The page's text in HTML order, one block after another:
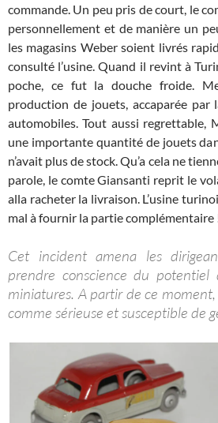
commande. Un peu pris de court, le
personnellement et de manière un
les magasins Weber soient livrés
consulté l’usine. Quand il revint à
poche, ce fut la douche froide.
production de jouets, accaparée par
automobiles. Tout aussi regrettable,
une importante quantité de jouets
n’avait plus de stock. Qu’a cela ne
parole, le comte Giansanti reprit le
alla racheter la livraison. L’usine
mal à fournir la partie complémentaire
Cet incident amena les
prendre conscience du potentiel
miniatures. A partir de ce moment,
comme sérieuse et susceptible de